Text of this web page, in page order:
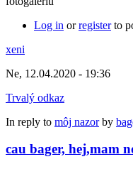
Log in orregisterto
xeni
Ne, 12.04.2020 - 19:36
Trvalý odkaz
In reply to môj nazorby
cau bager, hej,mam